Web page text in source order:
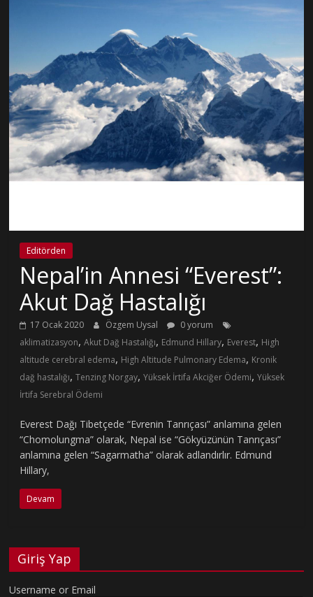
Editörden
Nepal’in Annesi “Everest”:
Akut Dağ Hastalığı
17 Ocak 2020 Özgem Uysal
0 yorum
aklimatizasyon,Akut Dağ Hastalığı, Edmund Hillary, Everest, High
altitude cerebral edema, High Altitude Pulmonary Edema, Kronik
dağ hastalığı,Tenzing Norgay,Yüksek İrtifa Akciğer Ödemi,Yüksek
İrtifa Serebral Ödemi
Everest Dağı Tibetçede “Evrenin Tanrıçası” anlamına gelen
“Chomolungma” olarak, Nepal ise “Gökyüzünün Tanrıçası”
anlamına gelen “Sagarmatha” olarak adlandırlır. Edmund
Hillary,
Devam
Giriş Yap
Username or Email